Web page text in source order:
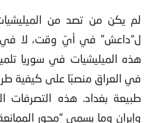
لم يكن من تصد من
ل“داعش” في أيّ وقت، لا في
هذه الميليشيات في سوريا
في العراق منصبّا على كيفية
طبيعة بغداد. هذه التصرفات
وإيران وما يسمى “محور